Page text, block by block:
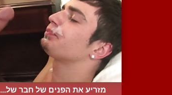
מזריע את הפנים של חבר של...